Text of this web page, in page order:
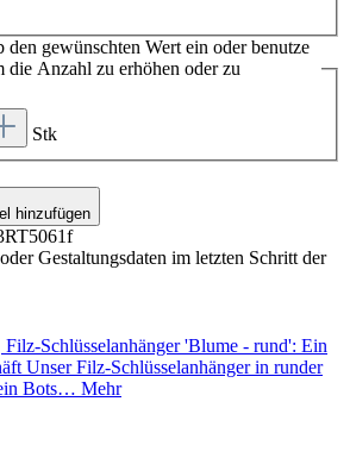
gewünschten Wert ein oder benutze
die Anzahl zu erhöhen oder zu
Stk
hinzufügen
Gestaltungsdaten im letzten Schritt der
Filz-Schlüsselanhänger 'Blume - rund': Ein
Unser Filz-Schlüsselanhänger in runder
Bots… Mehr